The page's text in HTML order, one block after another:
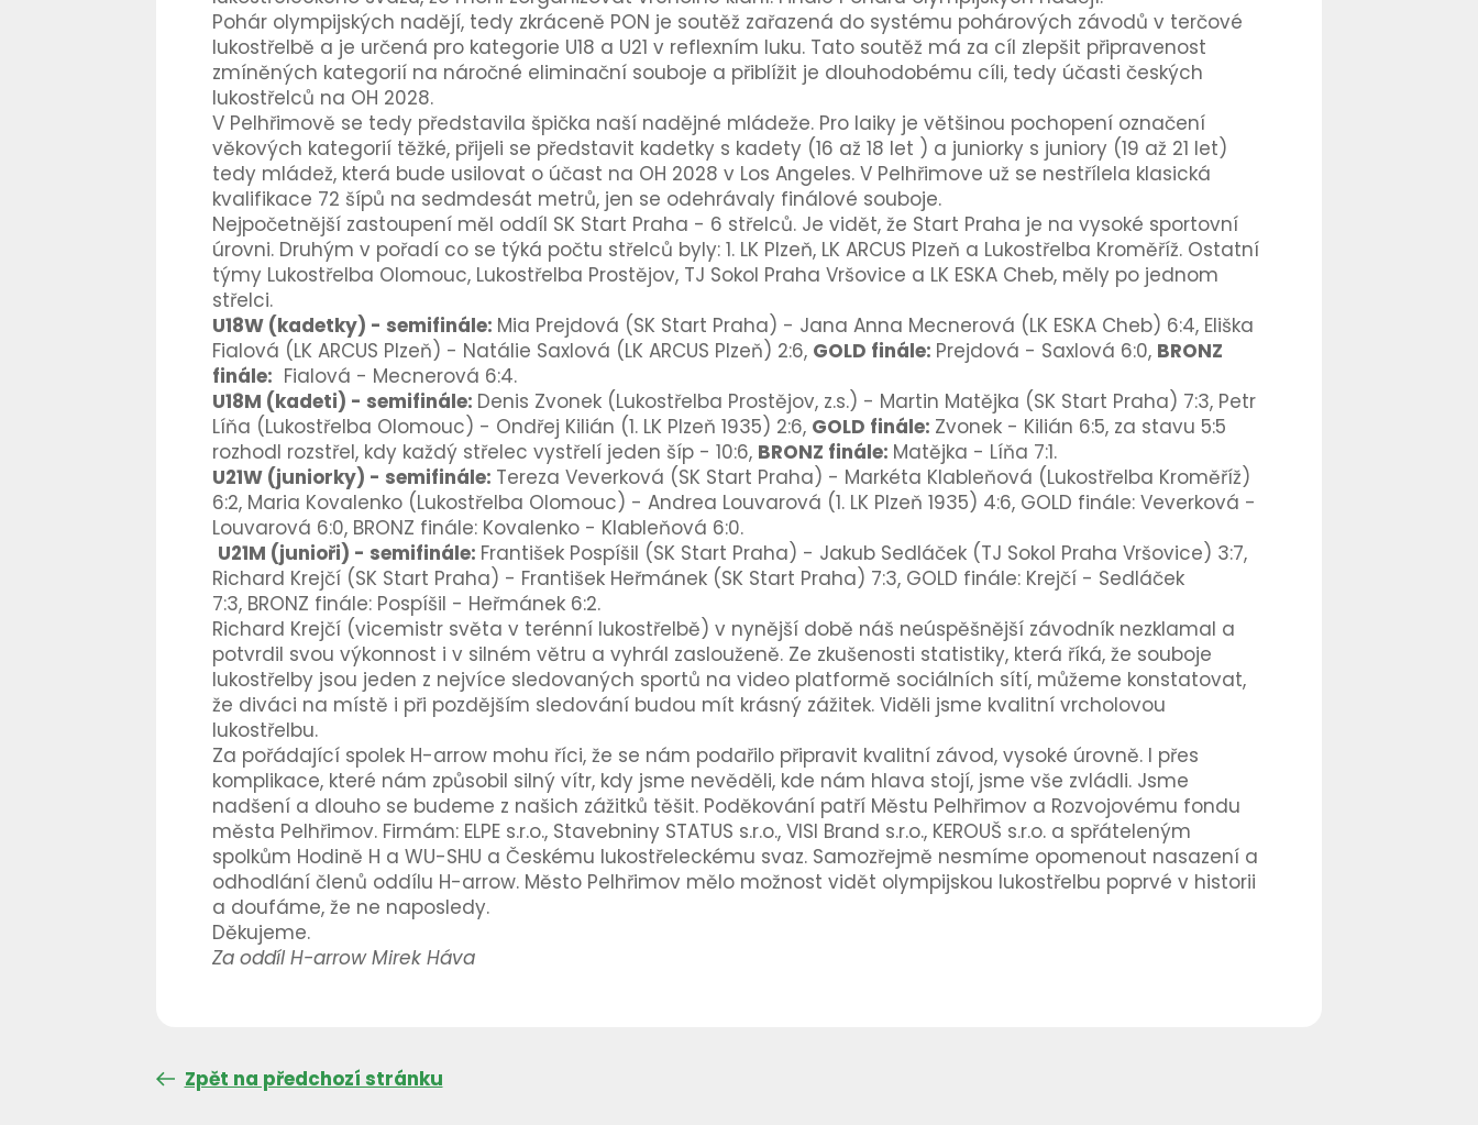
Pohár olympijských nadějí, tedy zkráceně PON je soutěž zařazená do systému pohárových závodů v terčové
lukostřelbě a je určená pro kategorie U18 a U21 v reflexním luku. Tato soutěž má za cíl zlepšit připravenost
zmíněných kategorií na náročné eliminační souboje a přiblížit je dlouhodobému cíli, tedy účasti českých
lukostřelců na OH 2028.
V Pelhřimově se tedy představila špička naší nadějné mládeže. Pro laiky je většinou pochopení označení
věkových kategorií těžké, přijeli se představit kadetky s kadety (16 až 18 let ) a juniorky s juniory (19 až 21 let)
tedy mládež, která bude usilovat o účast na OH 2028 v Los Angeles. V Pelhřimove už se nestřílela klasická
kvalifikace 72 šípů na sedmdesát metrů, jen se odehrávaly finálové souboje.
Nejpočetnější zastoupení měl oddíl SK Start Praha - 6 střelců. Je vidět, že Start Praha je na vysoké sportovní
úrovni. Druhým v pořadí co se týká počtu střelců byly: 1. LK Plzeň, LK ARCUS Plzeň a Lukostřelba Kroměříž. Ostatní
týmy Lukostřelba Olomouc, Lukostřelba Prostějov, TJ Sokol Praha Vršovice a LK ESKA Cheb, měly po jednom
střelci.
U18W (kadetky) - semifinále: Mia Prejdová (SK Start Praha) - Jana Anna Mecnerová (LK ESKA Cheb) 6:4, Eliška
Fialová (LK ARCUS Plzeň) - Natálie Saxlová (LK ARCUS Plzeň) 2:6, GOLD finále: Prejdová - Saxlová 6:0, BRONZ
finále: Fialová - Mecnerová 6:4.
U18M (kadeti) - semifinále: Denis Zvonek (Lukostřelba Prostějov, z.s.) - Martin Matějka (SK Start Praha) 7:3, Petr
Líňa (Lukostřelba Olomouc) - Ondřej Kilián (1. LK Plzeň 1935) 2:6, GOLD finále: Zvonek - Kilián 6:5, za stavu 5:5
rozhodl rozstřel, kdy každý střelec vystřelí jeden šíp - 10:6, BRONZ finále: Matějka - Líňa 7:1.
U21W (juniorky) - semifinále: Tereza Veverková (SK Start Praha) - Markéta Klableňová (Lukostřelba Kroměříž)
6:2, Maria Kovalenko (Lukostřelba Olomouc) - Andrea Louvarová (1. LK Plzeň 1935) 4:6, GOLD finále: Veverková -
Louvarová 6:0, BRONZ finále: Kovalenko - Klableňová 6:0.
U21M (junioři) - semifinále: František Pospíšil (SK Start Praha) - Jakub Sedláček (TJ Sokol Praha Vršovice) 3:7,
Richard Krejčí (SK Start Praha) - František Heřmánek (SK Start Praha) 7:3, GOLD finále: Krejčí - Sedláček
7:3, BRONZ finále: Pospíšil - Heřmánek 6:2.
Richard Krejčí (vicemistr světa v terénní lukostřelbě) v nynější době náš neúspěšnější závodník nezklamal a
potvrdil svou výkonnost i v silném větru a vyhrál zaslouženě. Ze zkušenosti statistiky, která říká, že souboje
lukostřelby jsou jeden z nejvíce sledovaných sportů na video platformě sociálních sítí, můžeme konstatovat,
že diváci na místě i při pozdějším sledování budou mít krásný zážitek. Viděli jsme kvalitní vrcholovou
lukostřelbu.
Za pořádající spolek H-arrow mohu říci, že se nám podařilo připravit kvalitní závod, vysoké úrovně. I přes
komplikace, které nám způsobil silný vítr, kdy jsme nevěděli, kde nám hlava stojí, jsme vše zvládli. Jsme
nadšení a dlouho se budeme z našich zážitků těšit. Poděkování patří Městu Pelhřimov a Rozvojovému fondu
města Pelhřimov. Firmám: ELPE s.r.o., Stavebniny STATUS s.r.o., VISI Brand s.r.o., KEROUŠ s.r.o. a spřáteleným
spolkům Hodině H a WU-SHU a Českému lukostřeleckému svaz. Samozřejmě nesmíme opomenout nasazení a
odhodlání členů oddílu H-arrow. Město Pelhřimov mělo možnost vidět olympijskou lukostřelbu poprvé v historii
a doufáme, že ne naposledy.
Děkujeme.
Za oddíl H-arrow Mirek Háva
Zpět na předchozí stránku